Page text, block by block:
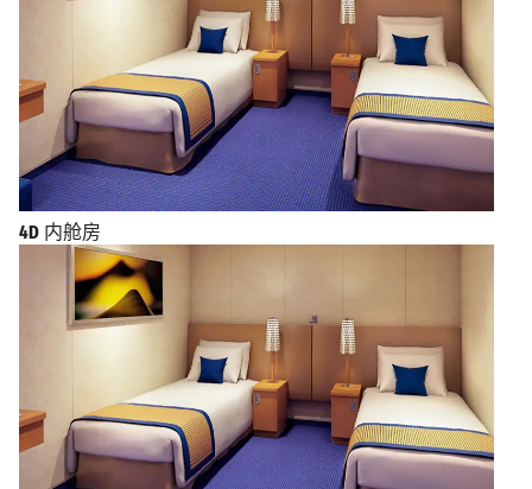
4D 内舱房